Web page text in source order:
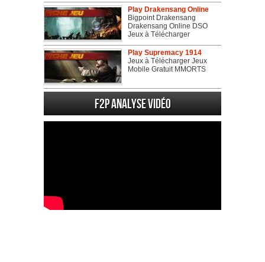
Play Drakensang Online
Bigpoint Drakensang
Drakensang Online DSO
Jeux à Télécharger
Play Supremacy 1914
Jeux à Télécharger Jeux
Mobile Gratuit MMORTS
F2P Analyse vidéo